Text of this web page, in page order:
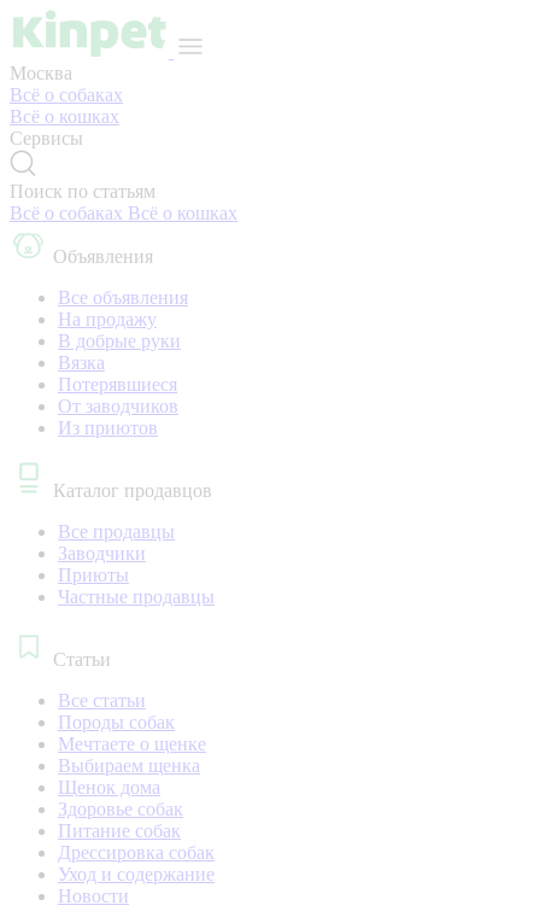
Москва
Всё о собаках
Всё о кошках
Сервисы
Поиск по статьям
Всё о собаках Всё о кошках
Объявления
Все объявления
На продажу
В добрые руки
Вязка
Потерявшиеся
От заводчиков
Из приютов
Каталог продавцов
Все продавцы
Заводчики
Приюты
Частные продавцы
Статьи
Все статьи
Породы собак
Мечтаете о щенке
Выбираем щенка
Щенок дома
Здоровье собак
Питание собак
Дрессировка собак
Уход и содержание
Новости